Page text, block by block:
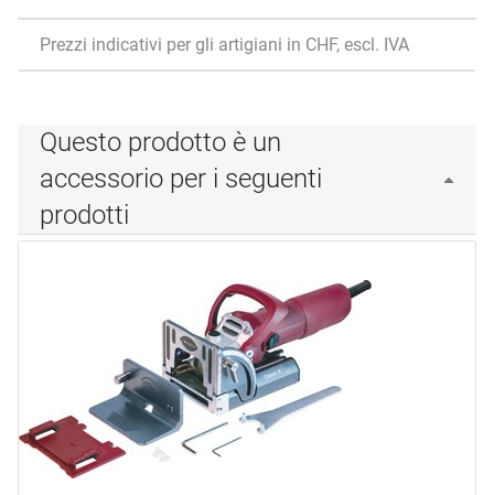
Prezzi indicativi per gli artigiani in CHF, escl. IVA
Questo prodotto è un
accessorio per i seguenti
prodotti